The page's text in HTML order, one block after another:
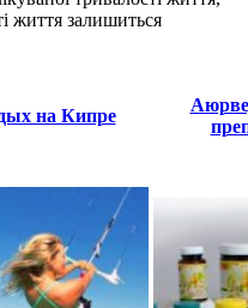
життя залишиться
на Кипре